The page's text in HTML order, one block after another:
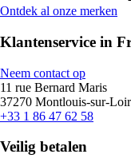
Ontdek al onze merken
Klantenservice in
Neem contact op
11 rue Bernard Maris
37270 Montlouis-sur-
+33 1 86 47 62 58
Veilig betalen